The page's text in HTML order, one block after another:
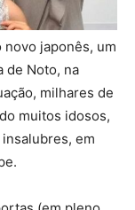
japonês, um
de Noto, na
milhares de
muitos idosos,
em